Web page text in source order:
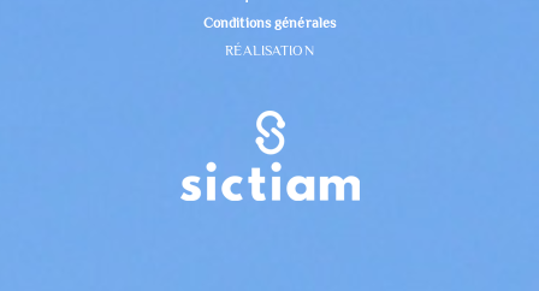
Conditions générales
RÉALISATION